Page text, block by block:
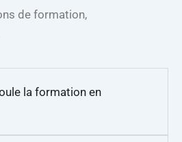
de formation,
la formation en